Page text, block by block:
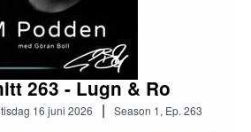
263 - Lugn & Ro
tisdag 16 juni 2026 | Season 1, Ep. 263